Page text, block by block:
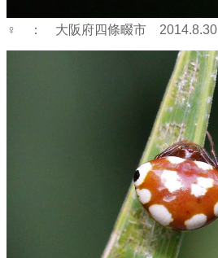
♀ ： 大阪府四條畷市 2014.8.30